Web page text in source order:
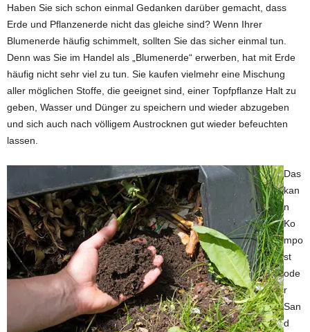
Haben Sie sich schon einmal Gedanken darüber gemacht, dass
Erde und Pflanzenerde nicht das gleiche sind? Wenn Ihrer
Blumenerde häufig schimmelt, sollten Sie das sicher einmal tun.
Denn was Sie im Handel als „Blumenerde“ erwerben, hat mit Erde
häufig nicht sehr viel zu tun. Sie kaufen vielmehr eine Mischung
aller möglichen Stoffe, die geeignet sind, einer Topfpflanze Halt zu
geben, Wasser und Dünger zu speichern und wieder abzugeben
und sich auch nach völligem Austrocknen gut wieder befeuchten
lassen.
Das
kan
n
Ko
mpo
st
ode
r
San
d